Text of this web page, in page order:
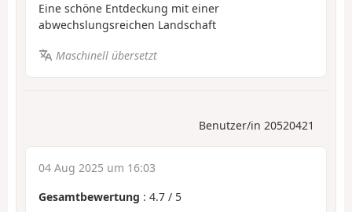
Eine schöne Entdeckung mit einer
abwechslungsreichen Landschaft
Maschinell übersetzt
Benutzer/in 20520421
04 Aug 2025 um 16:03
Gesamtbewertung : 4.7 / 5